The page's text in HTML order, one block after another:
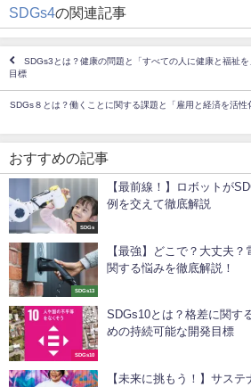
SDGs4の関連記事
SDGs3とは？健康の問題と「すべての人に健康と福祉
目標
SDGs８とは？働くことに関する課題と「雇用と経済を活
おすすめの記事
SDGs
【最前線！】ロボットが
例を交えて徹底解説
SDGs13
【最強】どこで？大丈夫
関する悩みを徹底解説！
SDGs10
SDGs10とは？格差に関す
めの持続可能な開発目標
【未来に挑もう！】サス